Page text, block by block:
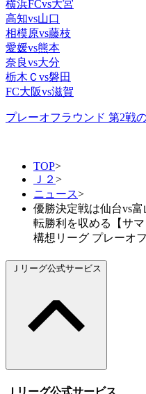
横浜FCvs大宮
高知vs山口
相模原vs藤枝
愛媛vs熊本
奈良vs大分
栃木Ｃvs磐田
FC大阪vs滋賀
プレーオフラウンド 第2戦
TOP>
Ｊ２ >
ニュース>
優勝決定戦は仙台vs
転勝利を収める【サ
構想リーグ プレーオ
Ｊリーグ公式サービス
Ｊリーグ公式サービス